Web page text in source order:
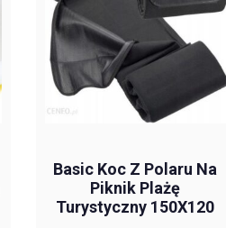
Basic Koc Z Polaru Na
Piknik Plażę
Turystyczny 150X120